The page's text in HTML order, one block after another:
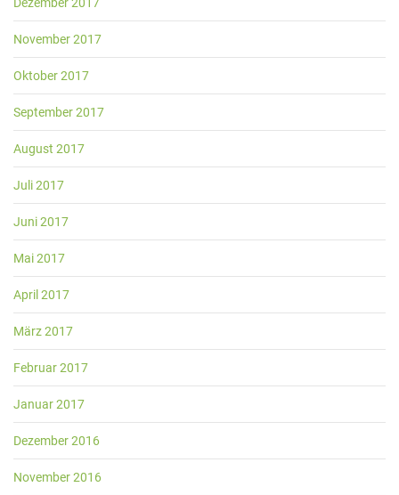
November 2017
Oktober 2017
September 2017
August 2017
Juli 2017
Juni 2017
Mai 2017
April 2017
März 2017
Februar 2017
Januar 2017
Dezember 2016
November 2016